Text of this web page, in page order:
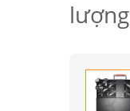
lượng